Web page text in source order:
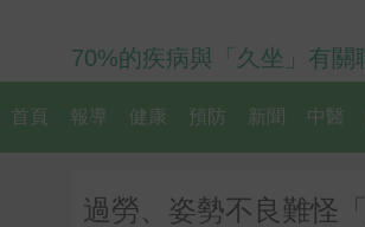
70%的疾病與「久坐」有關
首頁 報導 健康 預防 新聞 中醫
過勞、姿勢不良難怪